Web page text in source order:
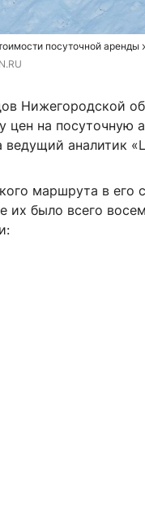
посуточной
Нижегородской
цен на посуточную
аналитик
маршрута в его
их было всего